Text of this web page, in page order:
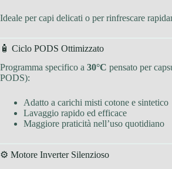
Ideale per capi delicati o per rinfrescare
🧴 Ciclo PODS Ottimizzato
Programma specifico a 30°C pensato per
PODS):
Adatto a carichi misti cotone e sintetico
Lavaggio rapido ed efficace
Maggiore praticità nell’uso quotidiano
⚙️ Motore Inverter Silenzioso